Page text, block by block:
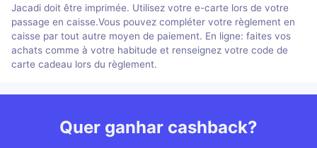
Jacadi doit être imprimée. Utilisez votre e-carte lors de votre
passage en caisse.Vous pouvez compléter votre règlement en
caisse par tout autre moyen de paiement. En ligne: faites vos
achats comme à votre habitude et renseignez votre code de
carte cadeau lors du règlement.
Quer ganhar cashback?